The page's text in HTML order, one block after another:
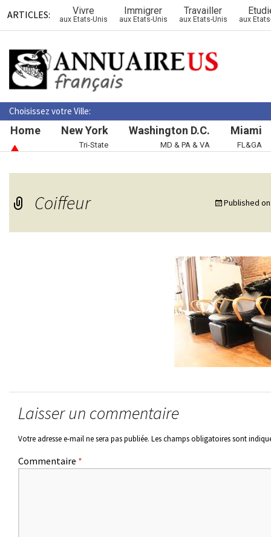
ARTICLES: Vivre
aux Etats-Unis
Immigrer
aux Etats-Unis
Travailler
aux Etats-Unis aux
Choisissez votre Ville:
Home New York
Tri-State
Washington D.C.
MD & PA & VA
Miami
FL&GA
Coiffeur Published
Laisser un commentaire
Votre adresse e-mail ne sera pas publiée. Les champs obligatoires sont
Commentaire *